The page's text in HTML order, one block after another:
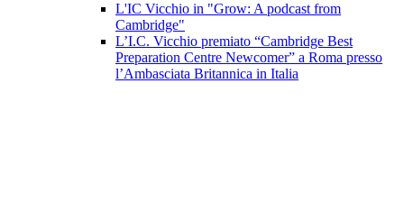
L'IC Vicchio in "Grow: A podcast from
Cambridge"
L’I.C. Vicchio premiato “Cambridge Best
Preparation Centre Newcomer” a Roma presso
l’Ambasciata Britannica in Italia